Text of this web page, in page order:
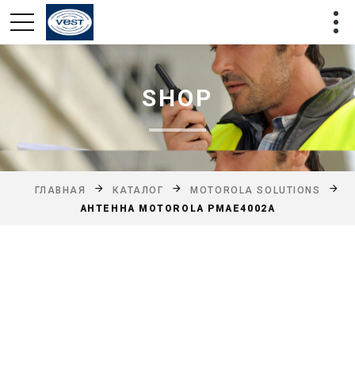
SHOP
ГЛАВНАЯ КАТАЛОГ
MOTOROLA SOLUTIONS
АНТЕННА MOTOROLA PMAE4002A